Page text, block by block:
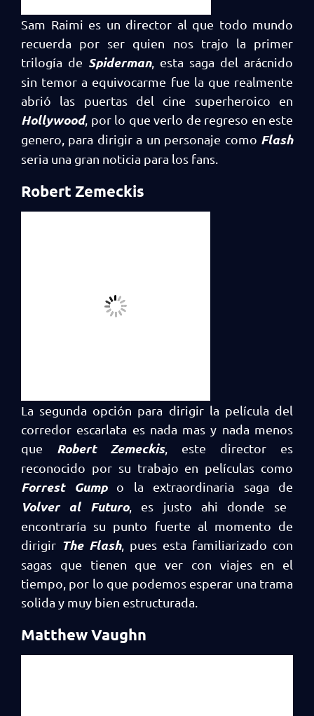
Sam Raimi es un director al que todo mundo
recuerda por ser quien nos trajo la primer
trilogía de Spiderman, esta saga del arácnido
sin temor a equivocarme fue la que realmente
abrió las puertas del cine superheroico en
Hollywood, por lo que verlo de regreso en este
genero, para dirigir a un personaje como Flash
seria una gran noticia para los fans.
Robert Zemeckis
La segunda opción para dirigir la película del
corredor escarlata es nada mas y nada menos
que Robert Zemeckis, este director es
reconocido por su trabajo en películas como
Forrest Gump o la extraordinaria saga de
Volver al Futuro, es justo ahi donde se
encontraría su punto fuerte al momento de
dirigir The Flash, pues esta familiarizado con
sagas que tienen que ver con viajes en el
tiempo, por lo que podemos esperar una trama
solida y muy bien estructurada.
Matthew Vaughn